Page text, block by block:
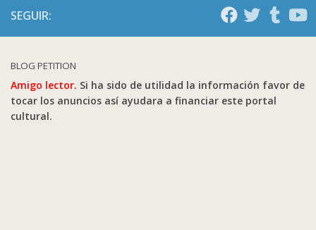
SEGUIR:
BLOG PETITION
Amigo lector. Si ha sido de utilidad la información favor de
tocar los anuncios así ayudara a financiar este portal
cultural.